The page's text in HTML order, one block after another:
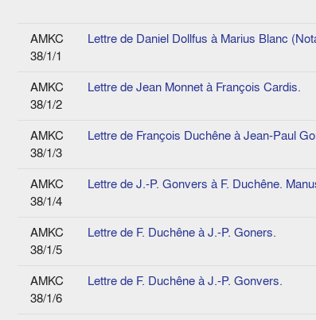
AMKC
38/1/1
Lettre de Daniel Dollfus à Marius Blanc
AMKC
38/1/2
Lettre de Jean Monnet à François Cardis.
AMKC
38/1/3
Lettre de François Duchêne à Jean-Paul
AMKC
38/1/4
Lettre de J.-P. Gonvers à F. Duchêne.
AMKC
38/1/5
Lettre de F. Duchêne à J.-P. Goners.
AMKC
38/1/6
Lettre de F. Duchêne à J.-P. Gonvers.